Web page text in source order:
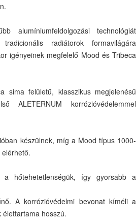
alumíniumfeldolgozási technológiát
radiátorok formavilágára
igényeinek megfelelő Mood és Tribeca
sima felületű, klasszikus megjelenésű
ALETERNUM korrózióvédelemmel
készülnek, míg a Mood típus 1000-
a hőtehetetlenségük, így gyorsabb a
A korrózióvédelmi bevonat kíméli a
hosszú.